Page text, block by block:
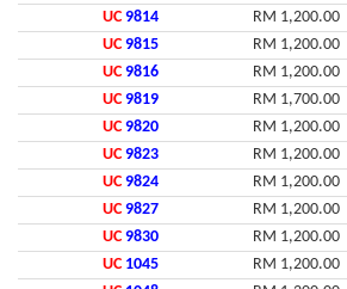
UC 9814
RM 1,200.00
UC 9815
RM 1,200.00
UC 9816
RM 1,200.00
UC 9819
RM 1,700.00
UC 9820
RM 1,200.00
UC 9823
RM 1,200.00
UC 9824
RM 1,200.00
UC 9827
RM 1,200.00
UC 9830
RM 1,200.00
UC 1045
RM 1,200.00